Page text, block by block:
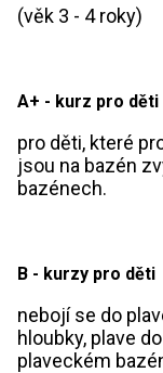
(věk 3 - 4 roky)
A+ - kurz pro děti
pro děti, které
jsou na bazén
bazénech.
B - kurzy pro děti
nebojí se do
hloubky, plave
plaveckém